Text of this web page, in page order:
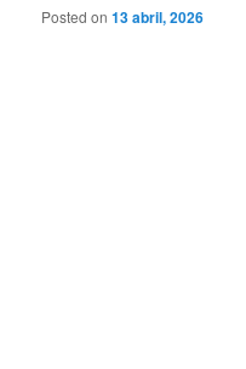
Posted on13 abril, 2026